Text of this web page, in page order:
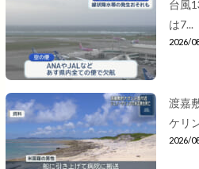
台風
は7...
2026/
渡嘉
ケリ
2026/